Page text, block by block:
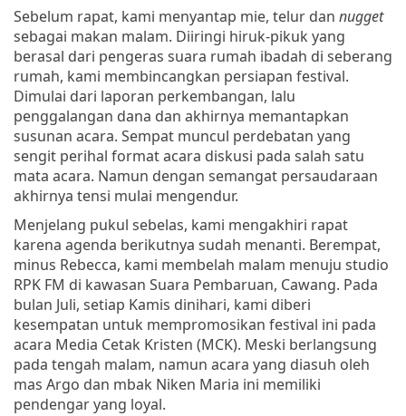
Sebelum rapat, kami menyantap mie, telur dan nugget
sebagai makan malam. Diiringi hiruk-pikuk yang
berasal dari pengeras suara rumah ibadah di seberang
rumah, kami membincangkan persiapan festival.
Dimulai dari laporan perkembangan, lalu
penggalangan dana dan akhirnya memantapkan
susunan acara. Sempat muncul perdebatan yang
sengit perihal format acara diskusi pada salah satu
mata acara. Namun dengan semangat persaudaraan
akhirnya tensi mulai mengendur.
Menjelang pukul sebelas, kami mengakhiri rapat
karena agenda berikutnya sudah menanti. Berempat,
minus Rebecca, kami membelah malam menuju studio
RPK FM di kawasan Suara Pembaruan, Cawang. Pada
bulan Juli, setiap Kamis dinihari, kami diberi
kesempatan untuk mempromosikan festival ini pada
acara Media Cetak Kristen (MCK). Meski berlangsung
pada tengah malam, namun acara yang diasuh oleh
mas Argo dan mbak Niken Maria ini memiliki
pendengar yang loyal.